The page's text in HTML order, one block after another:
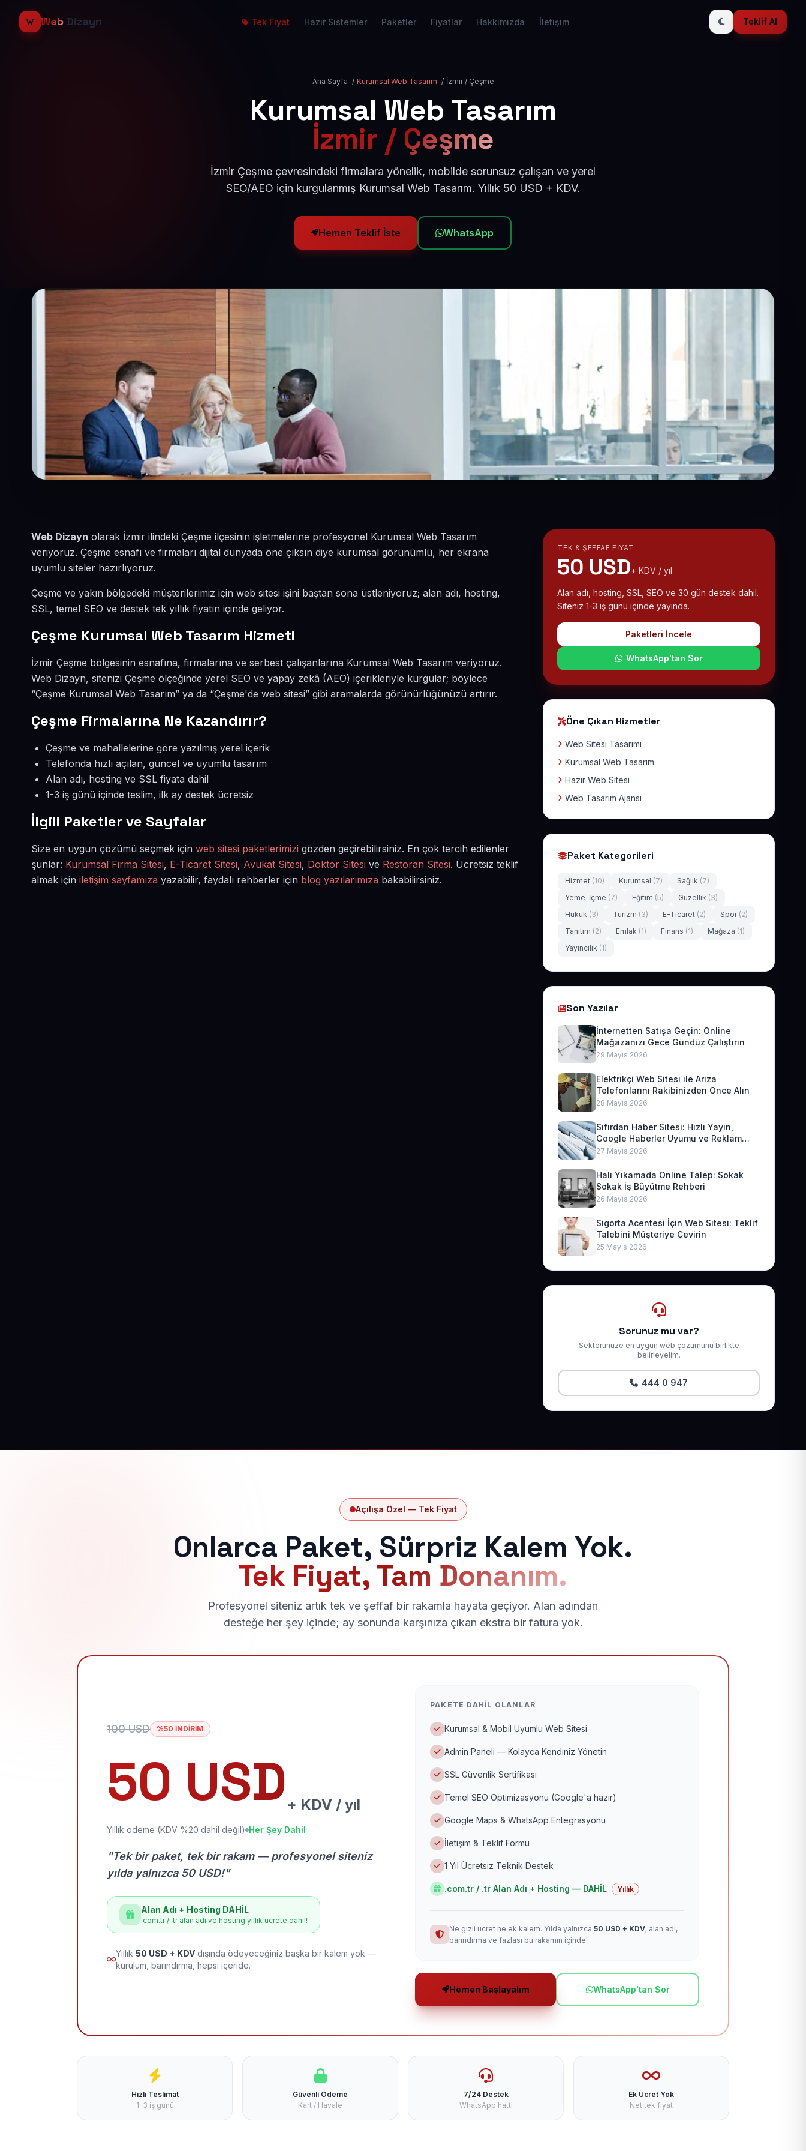
Web Dizayn Tek Fiyat Hazır Sistemler Paketler Fiyatlar Hakkımızda İletişim Teklif Al
Ana Sayfa / Kurumsal Web Tasarım / İzmir / Çeşme
Kurumsal Web Tasarım
İzmir / Çeşme
İzmir Çeşme çevresindeki firmalara yönelik, mobilde sorunsuz çalışan ve yerel
SEO/AEO için kurgulanmış Kurumsal Web Tasarım. Yıllık 50 USD + KDV.
Hemen Teklif İste WhatsApp
Web Dizayn olarak İzmir ilindeki Çeşme ilçesinin işletmelerine profesyonel Kurumsal Web Tasarım
veriyoruz. Çeşme esnafı ve firmaları dijital dünyada öne çıksın diye kurumsal görünümlü, her ekrana
uyumlu siteler hazırlıyoruz.
Çeşme ve yakın bölgedeki müşterilerimiz için web sitesi işini baştan sona üstleniyoruz; alan adı, hosting,
SSL, temel SEO ve destek tek yıllık fiyatın içinde geliyor.
Çeşme Kurumsal Web Tasarım Hizmeti
İzmir Çeşme bölgesinin esnafına, firmalarına ve serbest çalışanlarına Kurumsal Web Tasarım veriyoruz.
Web Dizayn, sitenizi Çeşme ölçeğinde yerel SEO ve yapay zekâ (AEO) içerikleriyle kurgular; böylece
“Çeşme Kurumsal Web Tasarım” ya da “Çeşme'de web sitesi” gibi aramalarda görünürlüğünüzü artırır.
Çeşme Firmalarına Ne Kazandırır?
Çeşme ve mahallelerine göre yazılmış yerel içerik
Telefonda hızlı açılan, güncel ve uyumlu tasarım
Alan adı, hosting ve SSL fiyata dahil
1-3 iş günü içinde teslim, ilk ay destek ücretsiz
İlgili Paketler ve Sayfalar
Size en uygun çözümü seçmek için web sitesi paketlerimizi gözden geçirebilirsiniz. En çok tercih edilenler
şunlar: Kurumsal Firma Sitesi, E-Ticaret Sitesi, Avukat Sitesi, Doktor Sitesi ve Restoran Sitesi. Ücretsiz teklif
almak için iletişim sayfamıza yazabilir, faydalı rehberler için blog yazılarımıza bakabilirsiniz.
TEK & ŞEFFAF FIYAT
50 USD+ KDV / yıl
Alan adı, hosting, SSL, SEO ve 30 gün destek dahil.
Siteniz 1-3 iş günü içinde yayında.
Paketleri İncele
WhatsApp'tan Sor
Öne Çıkan Hizmetler
Web Sitesi Tasarımı
Kurumsal Web Tasarım
Hazır Web Sitesi
Web Tasarım Ajansı
Paket Kategorileri
Hizmet (10) Kurumsal (7) Sağlık (7)
Yeme-İçme (7) Eğitim (5) Güzellik (3)
Hukuk (3) Turizm (3) E-Ticaret (2) Spor (2)
Tanıtım (2) Emlak (1) Finans (1) Mağaza (1)
Yayıncılık (1)
Son Yazılar
İnternetten Satışa Geçin: Online
Mağazanızı Gece Gündüz Çalıştırın
29 Mayıs 2026
Elektrikçi Web Sitesi ile Arıza
Telefonlarını Rakibinizden Önce Alın
28 Mayıs 2026
Sıfırdan Haber Sitesi: Hızlı Yayın,
Google Haberler Uyumu ve Reklam
Geliri
27 Mayıs 2026
Halı Yıkamada Online Talep: Sokak
Sokak İş Büyütme Rehberi
26 Mayıs 2026
Sigorta Acentesi İçin Web Sitesi: Teklif
Talebini Müşteriye Çevirin
25 Mayıs 2026
Sorunuz mu var?
Sektörünüze en uygun web çözümünü birlikte
belirleyelim.
444 0 947
Açılışa Özel — Tek Fiyat
Onlarca Paket, Sürpriz Kalem Yok.
Tek Fiyat, Tam Donanım.
Profesyonel siteniz artık tek ve şeffaf bir rakamla hayata geçiyor. Alan adından
desteğe her şey içinde; ay sonunda karşınıza çıkan ekstra bir fatura yok.
100 USD %50 İNDİRİM
50 USD + KDV / yıl
Yıllık ödeme (KDV %20 dahil değil) Her Şey Dahil
"Tek bir paket, tek bir rakam — profesyonel siteniz
yılda yalnızca 50 USD!"
Alan Adı + Hosting DAHİL
.com.tr / .tr alan adı ve hosting yıllık ücrete dahil!
Yıllık 50 USD + KDV dışında ödeyeceğiniz başka bir kalem yok —
kurulum, barındırma, hepsi içeride.
PAKETE DAHIL OLANLAR
Kurumsal & Mobil Uyumlu Web Sitesi
Admin Paneli — Kolayca Kendiniz Yönetin
SSL Güvenlik Sertifikası
Temel SEO Optimizasyonu (Google'a hazır)
Google Maps & WhatsApp Entegrasyonu
İletişim & Teklif Formu
1 Yıl Ücretsiz Teknik Destek
.com.tr / .tr Alan Adı + Hosting — DAHİL Yıllık
Ne gizli ücret ne ek kalem. Yılda yalnızca 50 USD + KDV; alan adı,
barındırma ve fazlası bu rakamın içinde.
Hemen Başlayalım WhatsApp'tan Sor
Hızlı Teslimat
1-3 iş günü
Güvenli Ödeme
Kart / Havale
7/24 Destek
WhatsApp hattı
Ek Ücret Yok
Net tek fiyat